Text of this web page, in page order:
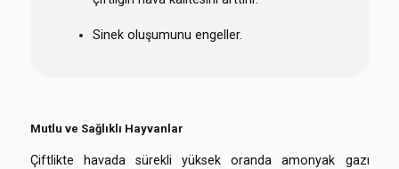
Sinek oluşumunu engeller.
Mutlu ve Sağlıklı Hayvanlar
Çiftlikte havada sürekli yüksek oranda amonyak gazı